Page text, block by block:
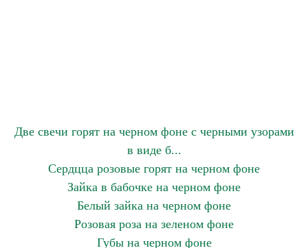
Две свечи горят на черном фоне с черными узорами
в виде б...
Сердцца розовые горят на черном фоне
Зайка в бабочке на черном фоне
Белый зайка на черном фоне
Розовая роза на зеленом фоне
Губы на черном фоне